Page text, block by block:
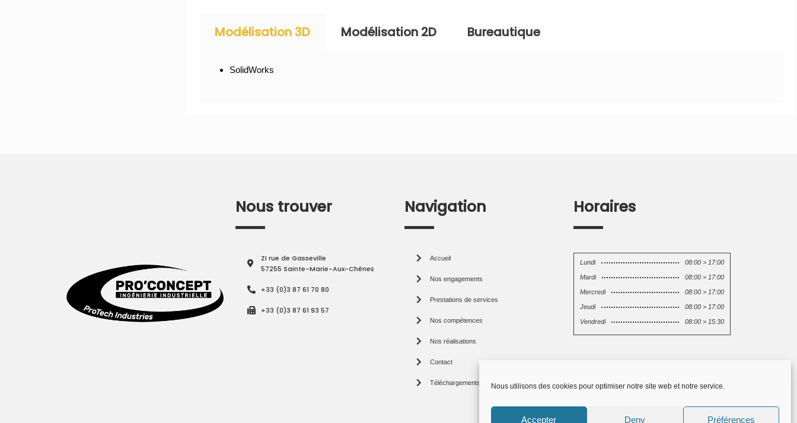
Nous utilisons des cookies pour optimiser notre site web et notre service.
Accepter Deny Préférences
Modélisation 3D Modélisation 2D Bureautique
SolidWorks
Nous trouver
ZI rue de Gasseville
57255 Sainte-Marie-Aux-Chênes
+33 (0)3 87 61 70 80
+33 (0)3 87 61 93 57
Navigation
Accueil
Nos engagements
Prestations de services
Nos compétences
Nos réalisations
Contact
Téléchargements
Horaires
Lundi 08:00 > 17:00
Mardi 08:00 > 17:00
Mercredi 08:00 > 17:00
Jeudi 08:00 > 17:00
Vendredi 08:00 > 15:30